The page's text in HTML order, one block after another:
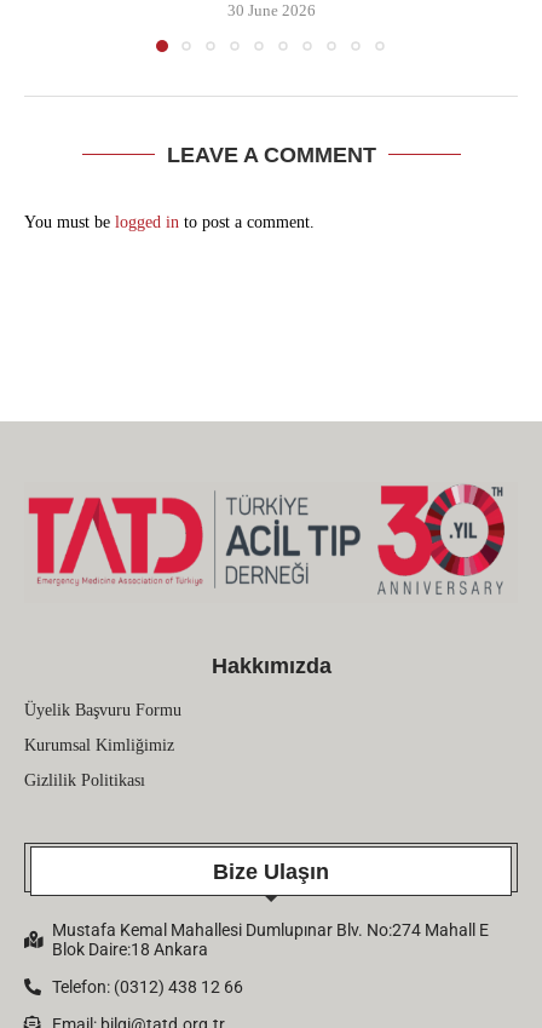
30 June 2026
LEAVE A COMMENT
You must be logged in to post a comment.
Hakkımızda
Üyelik Başvuru Formu
Kurumsal Kimliğimiz
Gizlilik Politikası
Bize Ulaşın
Mustafa Kemal Mahallesi Dumlupınar Blv. No:274 Mahall E
Blok Daire:18 Ankara
Telefon: (0312) 438 12 66